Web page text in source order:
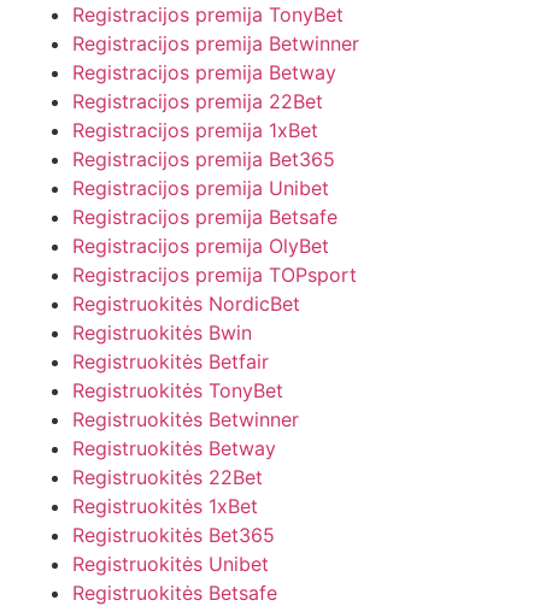
Registracijos premija TonyBet
Registracijos premija Betwinner
Registracijos premija Betway
Registracijos premija 22Bet
Registracijos premija 1xBet
Registracijos premija Bet365
Registracijos premija Unibet
Registracijos premija Betsafe
Registracijos premija OlyBet
Registracijos premija TOPsport
Registruokitės NordicBet
Registruokitės Bwin
Registruokitės Betfair
Registruokitės TonyBet
Registruokitės Betwinner
Registruokitės Betway
Registruokitės 22Bet
Registruokitės 1xBet
Registruokitės Bet365
Registruokitės Unibet
Registruokitės Betsafe